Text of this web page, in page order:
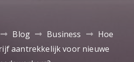
Blog Business
Hoe
aantrekkelijk voor nieuwe